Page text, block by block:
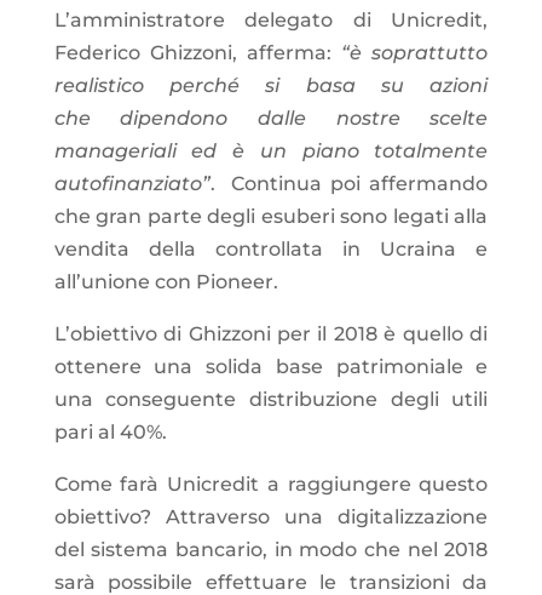
L’amministratore delegato di Unicredit,
Federico Ghizzoni, afferma: “è soprattutto
realistico perché si basa su azioni
che dipendono dalle nostre scelte
manageriali ed è un piano totalmente
autofinanziato”. Continua poi affermando
che gran parte degli esuberi sono legati alla
vendita della controllata in Ucraina e
all’unione con Pioneer.
L’obiettivo di Ghizzoni per il 2018 è quello di
ottenere una solida base patrimoniale e
una conseguente distribuzione degli utili
pari al 40%.
Come farà Unicredit a raggiungere questo
obiettivo? Attraverso una digitalizzazione
del sistema bancario, in modo che nel 2018
sarà possibile effettuare le transizioni da